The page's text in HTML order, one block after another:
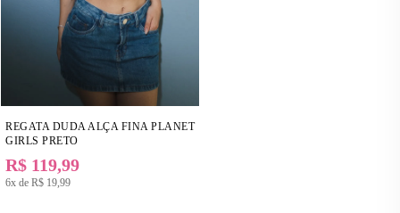
REGATA DUDA ALÇA FINA PLANET
GIRLS PRETO
R$ 119,99
6x de R$ 19,99